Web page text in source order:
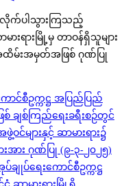
လိုက်ပါသွားကြသည့်
းရားမြို့မှ တာဝန်ရှိသူများ
ထိမ်းအမှတ်အဖြစ် ဂုဏ်ပြု
ာင်စီဥက္ကဋ္ဌ အပြည်ပြည်
ချစ်ကြည်ရေးခရီးစဉ်တွင်
ျားနှင့် ဆာမားရား၌
အား ဂုဏ်ပြု (၉-၃-၂၀၂၅)